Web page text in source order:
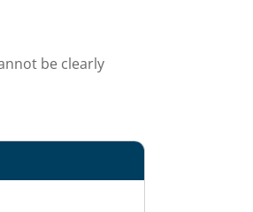
be clearly